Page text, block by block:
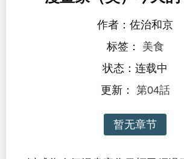
作者：佐治和京
标签： 美食
状态：连载中
更新： 第04話
暂无章节